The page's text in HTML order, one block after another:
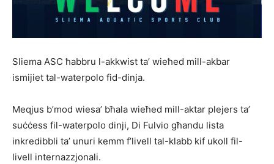
Sliema ASC ħabbru l-akkwist ta’ wieħed mill-akbar
ismijiet tal-waterpolo fid-dinja.
Meqjus b’mod wiesa’ bħala wieħed mill-aktar plejers ta’
suċċess fil-waterpolo dinji, Di Fulvio għandu lista
inkredibbli ta’ unuri kemm f’livell tal-klabb kif ukoll fil-
livell internazzjonali.